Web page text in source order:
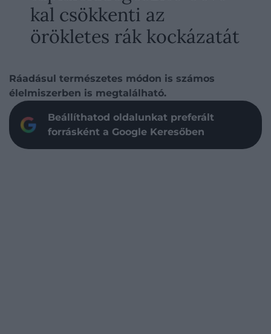
kal csökkenti az
örökletes rák kockázatát
Ráadásul természetes módon is számos
élelmiszerben is megtalálható.
Beállíthatod oldalunkat preferált
forrásként a Google Keresőben